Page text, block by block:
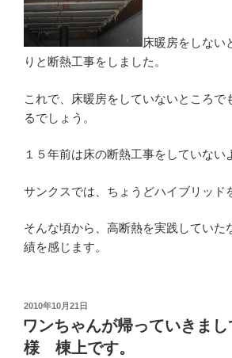
床暖房をしない
りと断熱工事をしました。
これで、床暖房をしていないところで
るでしょう。
１５年前は床の断熱工事をしていない
サンクスでは、ちょうどハイブリッド
そんな頃から、高断熱を実践していた
績を感じます。
投
稿
日:
2010年10月21日
ワンちゃんが帰っていきま
様 棟上です。